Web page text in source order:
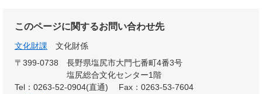
このページに関するお問い合わせ先
文化財課
文化財係
〒399-0738
長野県塩尻市大門七番町4番3号
塩尻総合文化センター1階
Tel：0263-52-0904(直通)
Fax：0263-53-7604